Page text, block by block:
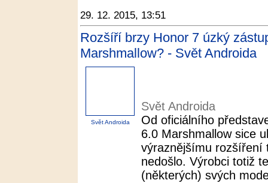
29. 12. 2015, 13:51
Rozšíří brzy Honor 7 úzký
Marshmallow? - Svět Androida
Svět Androida
Svět Androida
Od oficiálního
6.0 Marshmallow sice
výraznějšímu rozšíření
nedošlo. Výrobci totiž
(některých) svých